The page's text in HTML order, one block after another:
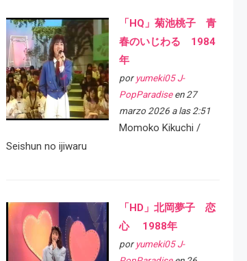
「HQ」菊池桃子 青
春のいじわる 1984
年
por yumeki05 J-
PopParadiseen 27
marzo 2026 a las 2:51
Momoko Kikuchi /
Seishun no ijiwaru
「HD」北岡夢子 恋
心 1988年
por yumeki05 J-